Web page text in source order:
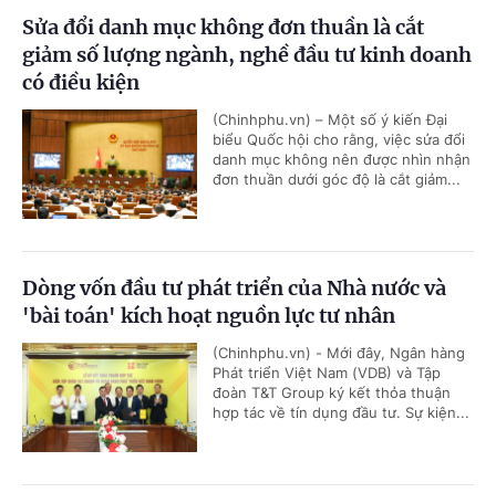
Sửa đổi danh mục không đơn thuần là cắt
giảm số lượng ngành, nghề đầu tư kinh doanh
có điều kiện
(Chinhphu.vn) – Một số ý kiến Đại
biểu Quốc hội cho rằng, việc sửa đổi
danh mục không nên được nhìn nhận
đơn thuần dưới góc độ là cắt giảm...
Dòng vốn đầu tư phát triển của Nhà nước và
'bài toán' kích hoạt nguồn lực tư nhân
(Chinhphu.vn) - Mới đây, Ngân hàng
Phát triển Việt Nam (VDB) và Tập
đoàn T&T Group ký kết thỏa thuận
hợp tác về tín dụng đầu tư. Sự kiện...